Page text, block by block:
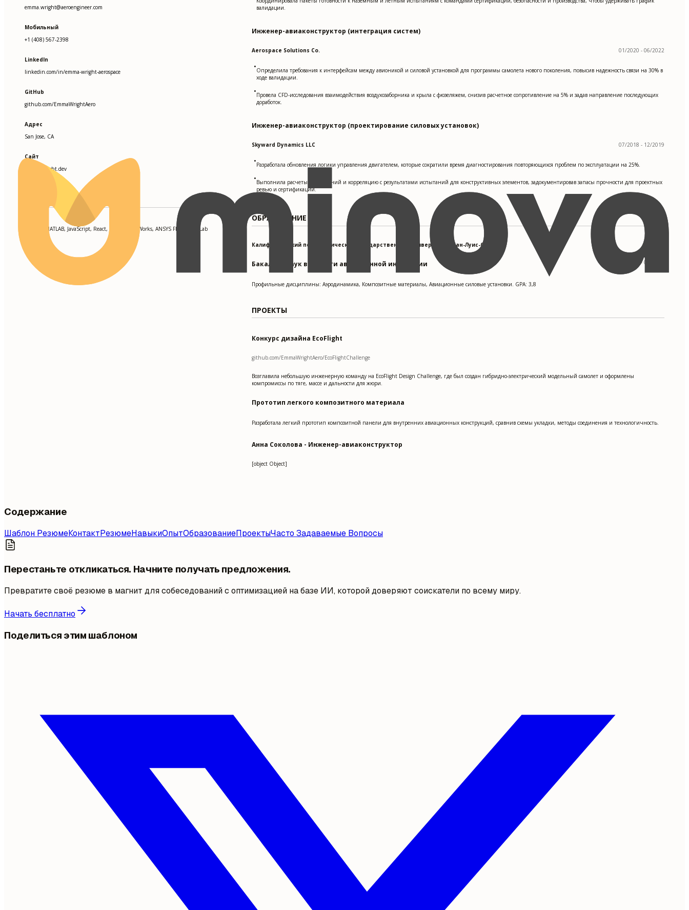
emma.wright@aeroengineer.com
Мобильный
+1 (408) 567-2398
LinkedIn
linkedin.com/in/emma-wright-aerospace
GitHub
github.com/EmmaWrightAero
Адрес
San Jose, CA
Сайт
emmacwright.dev
КЛЮЧЕВЫЕ НАВЫКИ
Python, MATLAB, JavaScript, React, CATIA, SolidWorks, ANSYS Fluent, GitLab
валидации.
Инженер-авиаконструктор (интеграция систем)
Aerospace Solutions Co. 01/2020 - 06/2022
•Определила требования к интерфейсам между авионикой и силовой установкой для программы самолета нового поколения, повысив надежность связи на 30% в
ходе валидации.
•Провела CFD-исследования взаимодействия воздухозаборника и крыла с фюзеляжем, снизив расчетное сопротивление на 5% и задав направление последующих
доработок.
Инженер-авиаконструктор (проектирование силовых установок)
Skyward Dynamics LLC 07/2018 - 12/2019
•Разработала обновления логики управления двигателем, которые сократили время диагностирования повторяющихся проблем по эксплуатации на 25%.
•Выполнила расчеты напряжений и корреляцию с результатами испытаний для конструктивных элементов, задокументировав запасы прочности для проектных
ревью и сертификации.
ОБРАЗОВАНИЕ
Калифорнийский политехнический государственный университет, Сан-Луис-Обиспо
Бакалавр наук в области авиационной инженерии 09/2013 - 05/2017
Профильные дисциплины: Аэродинамика, Композитные материалы, Авиационные силовые установки. GPA: 3,8
ПРОЕКТЫ
Конкурс дизайна EcoFlight
github.com/EmmaWrightAero/EcoFlightChallenge
Возглавила небольшую инженерную команду на EcoFlight Design Challenge, где был создан гибридно-электрический модельный самолет и оформлены
компромиссы по тяге, массе и дальности для жюри.
Прототип легкого композитного материала
Разработала легкий прототип композитной панели для внутренних авиационных конструкций, сравнив схемы укладки, методы соединения и технологичность.
Анна Соколова - Инженер-авиаконструктор
[object Object]
Содержание
Шаблон РезюмеКонтактРезюмеНавыкиОпытОбразованиеПроектыЧасто Задаваемые Вопросы
Перестаньте откликаться. Начните получать предложения.
Превратите своё резюме в магнит для собеседований с оптимизацией на базе ИИ, которой доверяют соискатели по всему миру.
Начать бесплатно
Поделиться этим шаблоном